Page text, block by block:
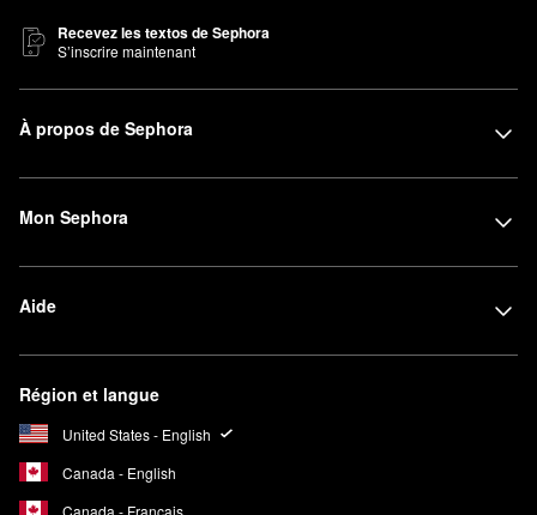
Recevez les textos de Sephora
S’inscrire maintenant
À propos de Sephora
Mon Sephora
Aide
Région et langue
United States - English
Canada - English
Canada - Français